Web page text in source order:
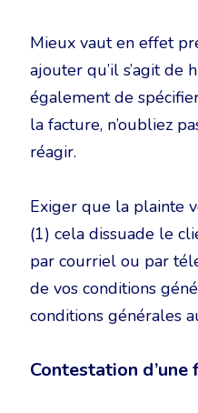
Mieux vaut en effet
ajouter qu’il s’agit de
également de
la facture, n’oubliez
réagir.
Exiger que la plainte
(1) cela dissuade le
par courriel ou par
de vos conditions
conditions générales
Contestation